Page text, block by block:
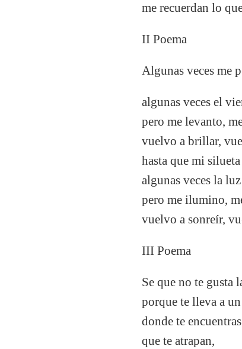
me recuerdan lo
II Poema
Algunas veces me
algunas veces el
pero me levanto,
vuelvo a brillar,
hasta que mi
algunas veces la
pero me ilumino,
vuelvo a sonreír,
III Poema
Se que no te gusta
porque te lleva a
donde te
que te atrapan,